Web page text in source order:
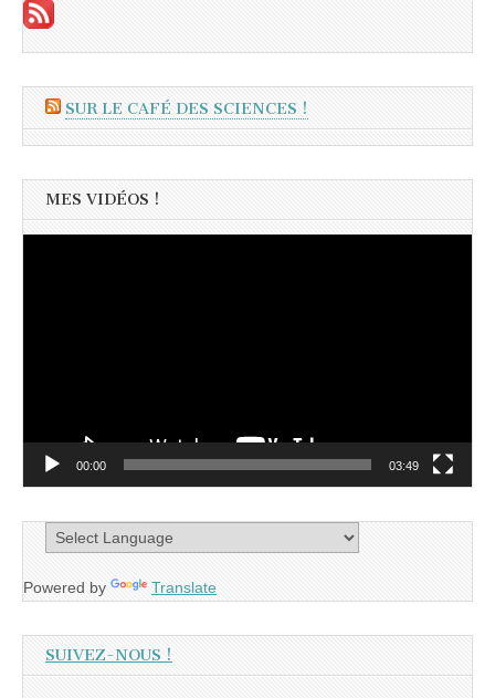
SUR LE CAFÉ DES SCIENCES !
MES VIDÉOS !
00:00 03:49
Powered by Translate
SUIVEZ-NOUS !